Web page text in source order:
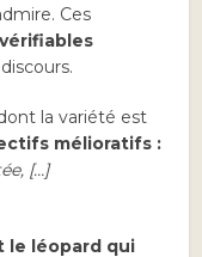
Ces
la variété est
mélioratifs :
[…]
le léopard qui